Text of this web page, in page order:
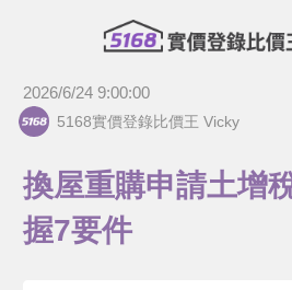
2026/6/24 9:00:00
5168實價登錄比價王 Vicky
換屋重購申請土增
握7要件